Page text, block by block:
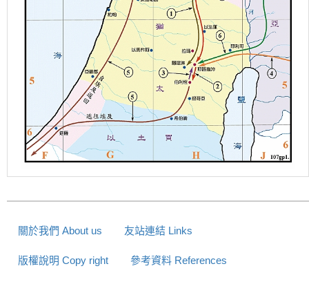
關於我們 About us 友站連結 Links
版權說明 Copy right 參考資料 References